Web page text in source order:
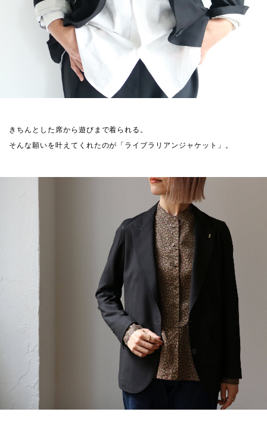
きちんとした席から遊びまで着られる。
そんな願いを叶えてくれたのが「ライブラリアンジャケット」。